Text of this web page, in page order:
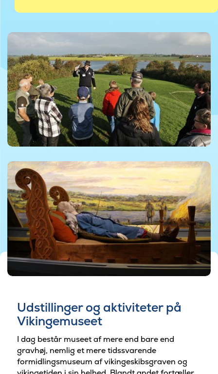
Udstillinger og aktiviteter på
Vikingemuseet
I dag består museet af mere end bare end
gravhøj, nemlig et mere tidssvarende
formidlingsmuseum af vikingeskibsgraven og